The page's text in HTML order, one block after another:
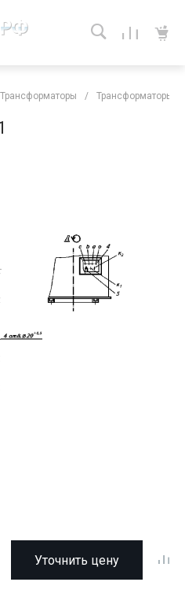
Трансформаторы / Трансформаторы
Уточнить цену